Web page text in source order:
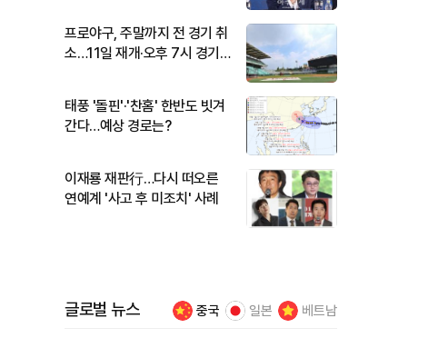
프로야구, 주말까지 전 경기 취
소…11일 재개·오후 7시 경기
태풍 '돌핀'·'찬홈' 한반도 빗겨
간다…예상 경로는?
이재룡 재판行…다시 떠오른
연예계 '사고 후 미조치' 사례
글로벌 뉴스 중국 일본 베트남